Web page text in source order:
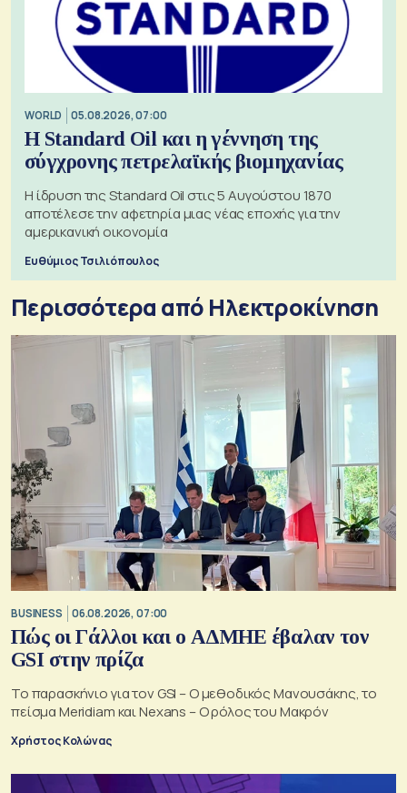
WORLD 05.08.2026, 07:00
Η Standard Oil και η γέννηση της
σύγχρονης πετρελαϊκής βιομηχανίας
Η ίδρυση της Standard Oil στις 5 Αυγούστου 1870
αποτέλεσε την αφετηρία μιας νέας εποχής για την
αμερικανική οικονομία
Ευθύμιος Τσιλιόπουλος
Περισσότερα από Ηλεκτροκίνηση
BUSINESS 06.08.2026, 07:00
Πώς οι Γάλλοι και ο ΑΔΜΗΕ έβαλαν τον
GSI στην πρίζα
Το παρασκήνιο για τον GSI – Ο μεθοδικός Μανουσάκης, το
πείσμα Meridiam και Nexans – Ο ρόλος του Μακρόν
Χρήστος Κολώνας